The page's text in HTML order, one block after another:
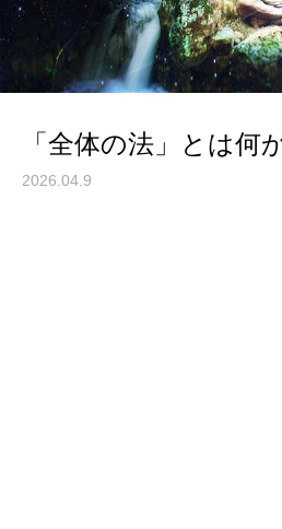
「全体の法」とは何
2026.04.9